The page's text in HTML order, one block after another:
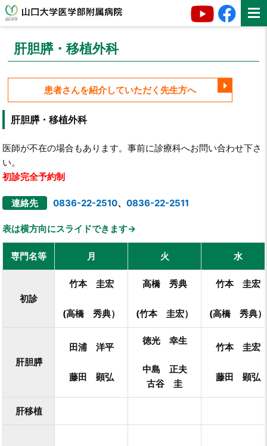
肝胆膵・移植外科
患者さんを紹介していただく先生方へ
肝胆膵・移植外科
医師が不在の場合もあります。事前に診療科へお問い合わせ下さ
い。
初診完全予約制
連絡先 0836-22-2510、0836-22-2511
表は横方向にスライドできます→
専門名等 月 火 水
初診
竹本 圭宏
(高橋 秀典）
高橋 秀典
(竹本 圭宏）
竹本 圭宏
(高橋 秀典）
肝胆膵
田浦 洋平
藤田 顕弘
徳光 幸生
中島 正夫
古谷 圭
竹本 圭宏
藤田 顕弘
肝移植